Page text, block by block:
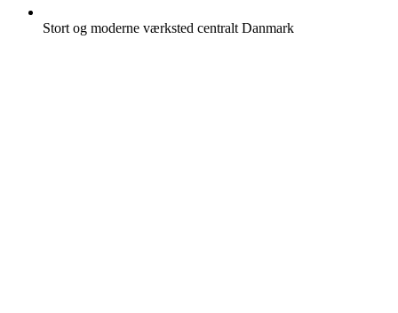
Stort og moderne værksted centralt Danmark